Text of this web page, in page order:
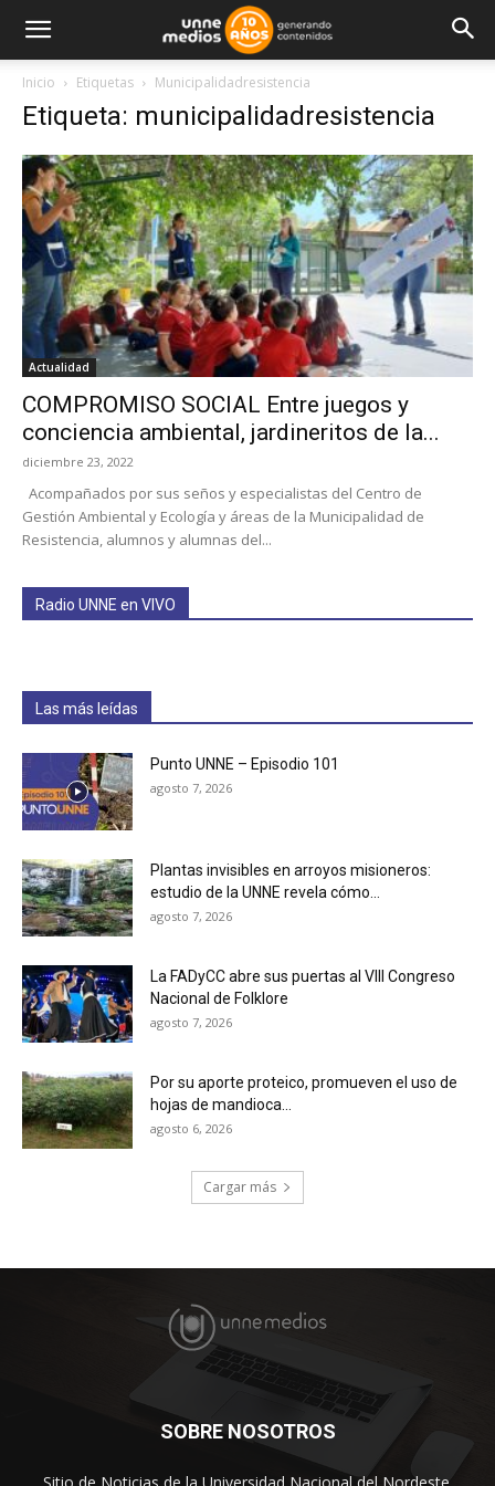
Inicio Etiquetas Municipalidadresistencia
Etiqueta: municipalidadresistencia
Actualidad
COMPROMISO SOCIAL Entre juegos y
conciencia ambiental, jardineritos de la...
diciembre 23, 2022
Acompañados por sus seños y especialistas del Centro de
Gestión Ambiental y Ecología y áreas de la Municipalidad de
Resistencia, alumnos y alumnas del...
Radio UNNE en VIVO
Las más leídas
Punto UNNE – Episodio 101
agosto 7, 2026
Plantas invisibles en arroyos misioneros:
estudio de la UNNE revela cómo...
agosto 7, 2026
La FADyCC abre sus puertas al VIII Congreso
Nacional de Folklore
agosto 7, 2026
Por su aporte proteico, promueven el uso de
hojas de mandioca...
agosto 6, 2026
Cargar más
SOBRE NOSOTROS